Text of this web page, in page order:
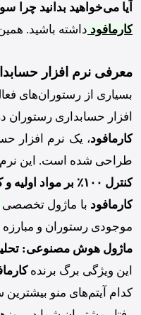
آیا می‌خواهید بدانید
کارمافود داشته باشید.
معرفی نرم افزار
بسیاری از رستوران‌های
افزار حسابداری
کارمافود، یک نرم افزار
طراحی شده است. این
کنترل ۱۰۰٪ بر مواد اولیه و کاهش ضایعات (فرمولاسیون و انبارداری)
کارمافود با ماژول تخصصی
موجودی رستوران و
ماژول هوش مصنوعی:
این ویژگی برگ برنده
کدام آیتم‌های منو بیشترین